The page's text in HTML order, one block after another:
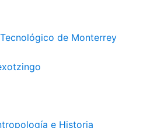
de Monterrey
e Historia